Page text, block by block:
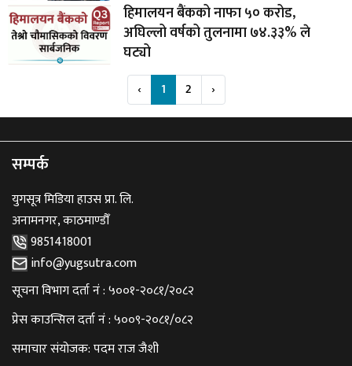
हिमालयन बैंकको नाफा ५० करोड,
अघिल्लो वर्षको तुलनामा ७४.३३% ले
घट्यो
‹ 1 2 ›
सम्पर्क
युगसूत्र मिडिया हाउस प्रा. लि.
अनामनगर, काठमाण्डौँ
9851418001
info@yugsutra.com
सूचना विभाग दर्ता नं : ५००१-२०८१/२०८२
प्रेस काउन्सिल दर्ता नं : ५००९-२०८१/०८२
समाचार संयोजक: पदम राज जैशी